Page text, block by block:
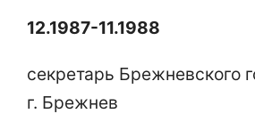
12.1987-11.1988
секретарь Брежневского
г. Брежнев